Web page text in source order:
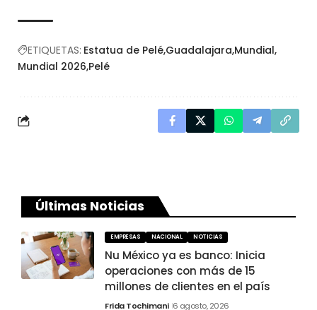
ETIQUETAS: Estatua de Pelé Guadalajara Mundial
Mundial 2026 Pelé
Últimas Noticias
EMPRESAS NACIONAL NOTICIAS
Nu México ya es banco: Inicia
operaciones con más de 15
millones de clientes en el país
Frida Tochimani 6 agosto, 2026